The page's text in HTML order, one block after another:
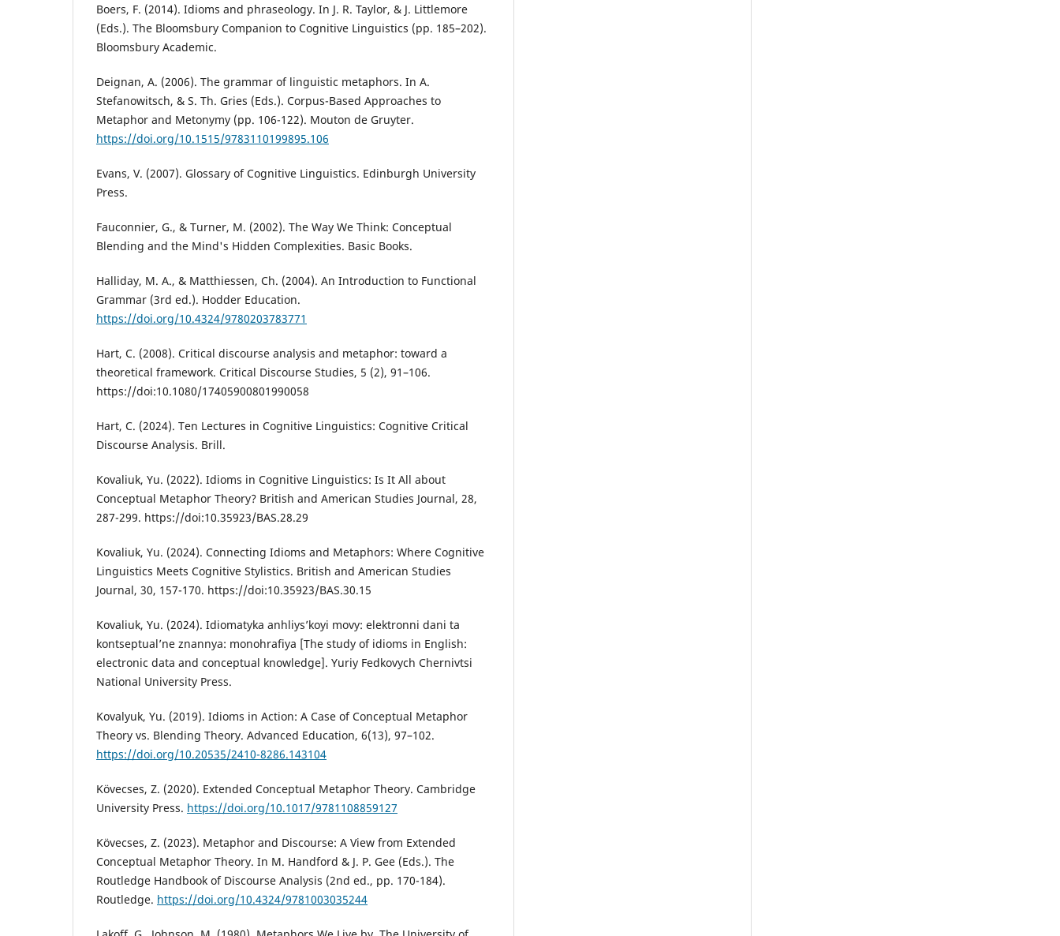
Boers, F. (2014). Idioms and phraseology. In J. R. Taylor, & J. Littlemore
(Eds.). The Bloomsbury Companion to Cognitive Linguistics (pp. 185–202).
Bloomsbury Academic.
Deignan, A. (2006). The grammar of linguistic metaphors. In A.
Stefanowitsch, & S. Th. Gries (Eds.). Corpus-Based Approaches to
Metaphor and Metonymy (pp. 106-122). Mouton de Gruyter.
https://doi.org/10.1515/9783110199895.106
Evans, V. (2007). Glossary of Cognitive Linguistics. Edinburgh University
Press.
Fauconnier, G., & Turner, M. (2002). The Way We Think: Conceptual
Blending and the Mind's Hidden Complexities. Basic Books.
Halliday, M. A., & Matthiessen, Ch. (2004). An Introduction to Functional
Grammar (3rd ed.). Hodder Education.
https://doi.org/10.4324/9780203783771
Hart, C. (2008). Critical discourse analysis and metaphor: toward a
theoretical framework. Critical Discourse Studies, 5 (2), 91–106.
https://doi:10.1080/17405900801990058
Hart, C. (2024). Ten Lectures in Cognitive Linguistics: Cognitive Critical
Discourse Analysis. Brill.
Kovaliuk, Yu. (2022). Idioms in Cognitive Linguistics: Is It All about
Conceptual Metaphor Theory? British and American Studies Journal, 28,
287-299. https://doi:10.35923/BAS.28.29
Kovaliuk, Yu. (2024). Connecting Idioms and Metaphors: Where Cognitive
Linguistics Meets Cognitive Stylistics. British and American Studies
Journal, 30, 157-170. https://doi:10.35923/BAS.30.15
Kovaliuk, Yu. (2024). Idiomatyka anhliys’koyi movy: elektronni dani ta
kontseptual’ne znannya: monohrafiya [The study of idioms in English:
electronic data and conceptual knowledge]. Yuriy Fedkovych Chernivtsi
National University Press.
Kovalyuk, Yu. (2019). Idioms in Action: A Case of Conceptual Metaphor
Theory vs. Blending Theory. Advanced Education, 6(13), 97–102.
https://doi.org/10.20535/2410-8286.143104
Kövecses, Z. (2020). Extended Conceptual Metaphor Theory. Cambridge
University Press. https://doi.org/10.1017/9781108859127
Kövecses, Z. (2023). Metaphor and Discourse: A View from Extended
Conceptual Metaphor Theory. In M. Handford & J. P. Gee (Eds.). The
Routledge Handbook of Discourse Analysis (2nd ed., pp. 170-184).
Routledge. https://doi.org/10.4324/9781003035244